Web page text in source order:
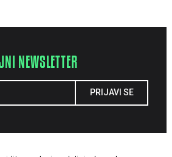
NEWSLETTER
PRIJAVI SE